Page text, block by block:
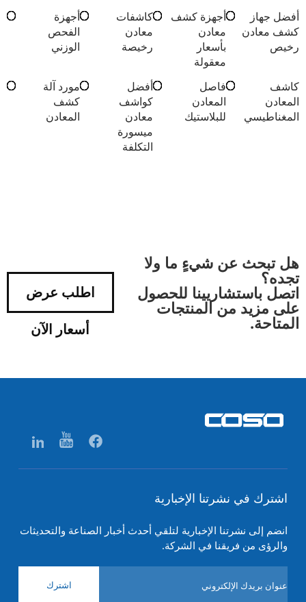
أفضل جهاز
كشف معادن
رخيص
أجهزة كشف
معادن
بأسعار
معقولة
كاشفات
معادن
رخيصة
أجهزة
الفحص
الوزني
كاشف
المعادن
المغناطيسي
فاصل
المعادن
للبلاستيك
أفضل
كواشف
معادن
ميسورة
التكلفة
مورد آلة
كشف
المعادن
هل تبحث عن شيءٍ ما ولا
تجده؟
اتصل باستشاريينا للحصول
على مزيد من المنتجات
المتاحة.
اطلب عرض
أسعار الآن
اشترك في نشرتنا الإخبارية
انضم إلى نشرتنا الإخبارية لتلقي أحدث أخبار الصناعة والتحديثات
والرؤى من فريقنا في الشركة.
اشترك